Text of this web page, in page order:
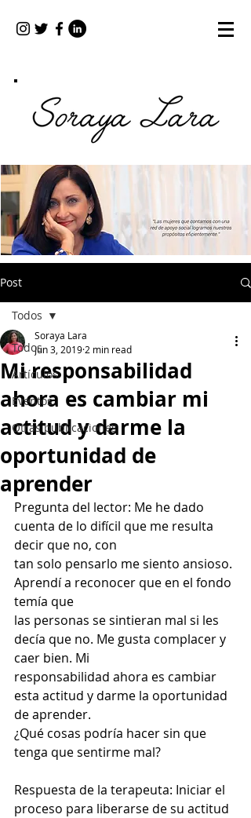
Post
Todos
Artículos
Eventos
Otras publicaciones
Todos
Mi responsabilidad
ahora es cambiar mi
actitud y darme la
oportunidad de
aprender
Soraya Lara
Jun 3, 2019 2 min read
Pregunta del lector: Me he dado
cuenta de lo difícil que me resulta
decir que no, con
tan solo pensarlo me siento ansioso.
Aprendí a reconocer que en el fondo
temía que
las personas se sintieran mal si les
decía que no. Me gusta complacer y
caer bien. Mi
responsabilidad ahora es cambiar
esta actitud y darme la oportunidad
de aprender.
¿Qué cosas podría hacer sin que
tenga que sentirme mal?
Respuesta de la terapeuta: Iniciar el
proceso para liberarse de su actitud